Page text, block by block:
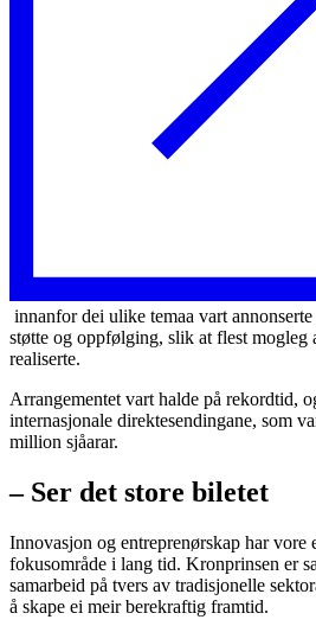
innanfor dei ulike temaa vart
støtte og oppfølging, slik at flest mogleg
realiserte.
Arrangementet vart halde på rekordtid,
internasjonale direktesendingane, som
million sjåarar.
– Ser det store biletet
Innovasjon og entreprenørskap har vore
fokusområde i lang tid. Kronprinsen er
samarbeid på tvers av tradisjonelle
å skape ei meir berekraftig framtid.